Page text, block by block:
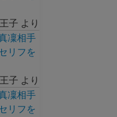
子 より
凜相手
リフを
子 より
凜相手
リフを